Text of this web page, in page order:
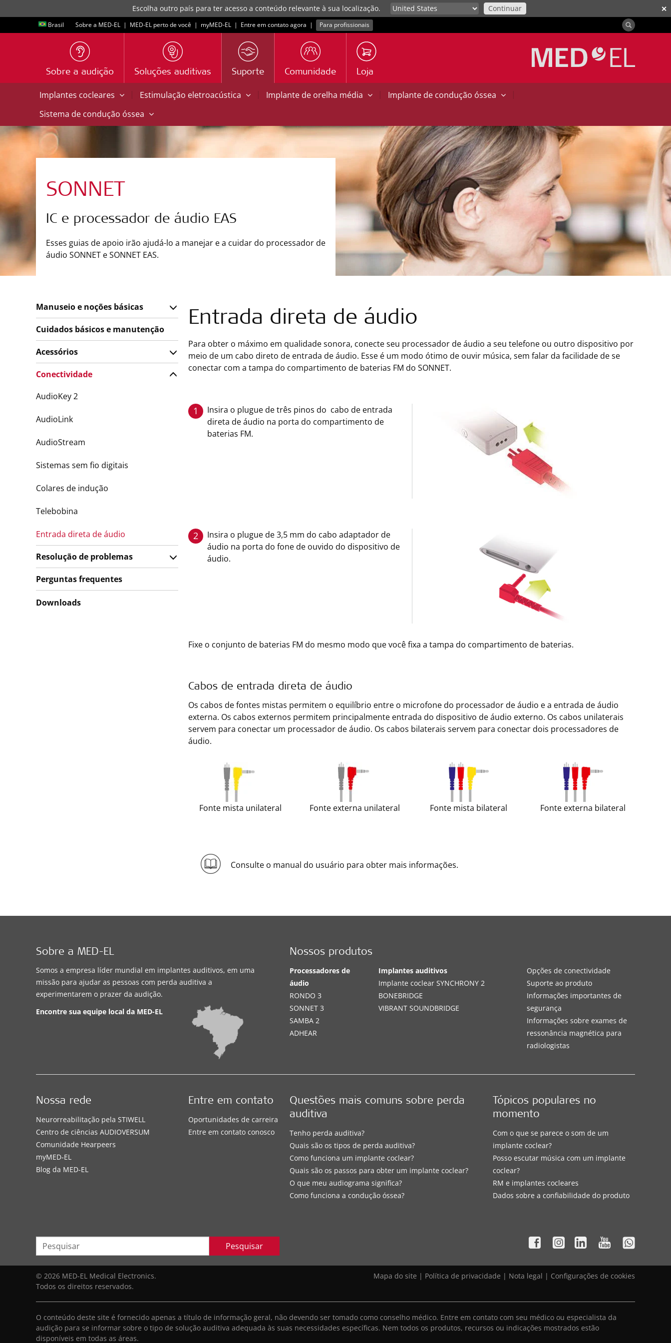
✕
Escolha outro país para ter acesso a conteúdo relevante à sua localização. Continuar
Brasil Sobre a MED-EL | MED-EL perto de você | myMED‑EL | Entre em contato agora | Para profissionais
Sobre a audição Soluções auditivas Suporte Comunidade Loja
Implantes cocleares | Estimulação eletroacústica | Implante de orelha média | Implante de condução óssea
|
Sistema de condução óssea
SONNET
IC e processador de áudio EAS
Esses guias de apoio irão ajudá-lo a manejar e a cuidar do processador de
áudio SONNET e SONNET EAS.
Entrada direta de áudio
Para obter o máximo em qualidade sonora, conecte seu processador de áudio a seu telefone ou outro dispositivo por
meio de um cabo direto de entrada de áudio. Esse é um modo ótimo de ouvir música, sem falar da facilidade de se
conectar com a tampa do compartimento de baterias FM do SONNET.
1
Insira o plugue de três pinos do cabo de entrada
direta de áudio na porta do compartimento de
baterias FM.
2
Insira o plugue de 3,5 mm do cabo adaptador de
áudio na porta do fone de ouvido do dispositivo de
áudio.
Fixe o conjunto de baterias FM do mesmo modo que você fixa a tampa do compartimento de baterias.
Cabos de entrada direta de áudio
Os cabos de fontes mistas permitem o equilíbrio entre o microfone do processador de áudio e a entrada de áudio
externa. Os cabos externos permitem principalmente entrada do dispositivo de áudio externo. Os cabos unilaterais
servem para conectar um processador de áudio. Os cabos bilaterais servem para conectar dois processadores de
áudio.
Fonte mista unilateral Fonte externa unilateral Fonte mista bilateral Fonte externa bilateral
Consulte o manual do usuário para obter mais informações.
Manuseio e noções básicas
Cuidados básicos e manutenção
Acessórios
Conectividade
AudioKey 2
AudioLink
AudioStream
Sistemas sem fio digitais
Colares de indução
Telebobina
Entrada direta de áudio
Resolução de problemas
Perguntas frequentes
Downloads
Sobre a MED-EL
Somos a empresa líder mundial em implantes auditivos, em uma
missão para ajudar as pessoas com perda auditiva a
experimentarem o prazer da audição.
Encontre sua equipe local da MED-EL
Nossos produtos
Processadores de
áudio
RONDO 3
SONNET 3
SAMBA 2
ADHEAR
Implantes auditivos
Implante coclear SYNCHRONY 2
BONEBRIDGE
VIBRANT SOUNDBRIDGE
Opções de conectividade
Suporte ao produto
Informações importantes de
segurança
Informações sobre exames de
ressonância magnética para
radiologistas
Questões mais comuns sobre perda
auditiva
Tenho perda auditiva?
Quais são os tipos de perda auditiva?
Como funciona um implante coclear?
Quais são os passos para obter um implante coclear?
O que meu audiograma significa?
Como funciona a condução óssea?
Tópicos populares no
momento
Com o que se parece o som de um
implante coclear?
Posso escutar música com um implante
coclear?
RM e implantes cocleares
Dados sobre a confiabilidade do produto
Nossa rede
Neurorreabilitação pela STIWELL
Centro de ciências AUDIOVERSUM
Comunidade Hearpeers
myMED‑EL
Blog da MED-EL
Entre em contato
Oportunidades de carreira
Entre em contato conosco
Pesquisar
© 2026 MED-EL Medical Electronics.
Todos os direitos reservados.
Mapa do site | Política de privacidade | Nota legal | Configurações de cookies
O conteúdo deste site é fornecido apenas a título de informação geral, não devendo ser tomado como conselho médico. Entre em contato com seu médico ou especialista da
audição para se informar sobre o tipo de solução auditiva adequada às suas necessidades específicas. Nem todos os produtos, recursos ou indicações mostrados estão
disponíveis em todas as áreas.